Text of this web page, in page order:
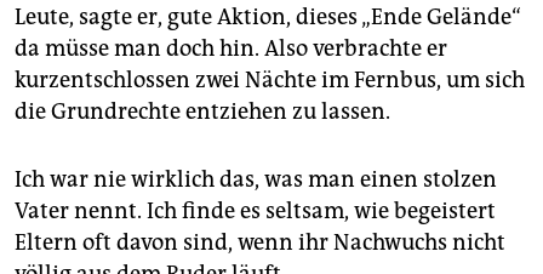
Leute, sagte er, gute Aktion, dieses „Ende Gelände“
da müsse man doch hin. Also verbrachte er
kurzentschlossen zwei Nächte im Fernbus, um sich
die Grundrechte entziehen zu lassen.
Ich war nie wirklich das, was man einen stolzen
Vater nennt. Ich finde es seltsam, wie begeistert
Eltern oft davon sind, wenn ihr Nachwuchs nicht